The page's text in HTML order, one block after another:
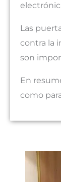
Las
contra la
son
En
como